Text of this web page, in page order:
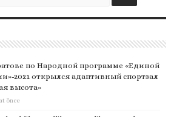
по Народной программе «Единой
2021 открылся адаптивный спортзал
высота»
önce